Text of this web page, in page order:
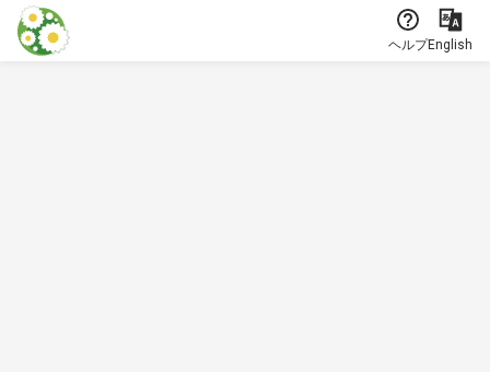
本文に飛ぶ
ヘルプEnglish